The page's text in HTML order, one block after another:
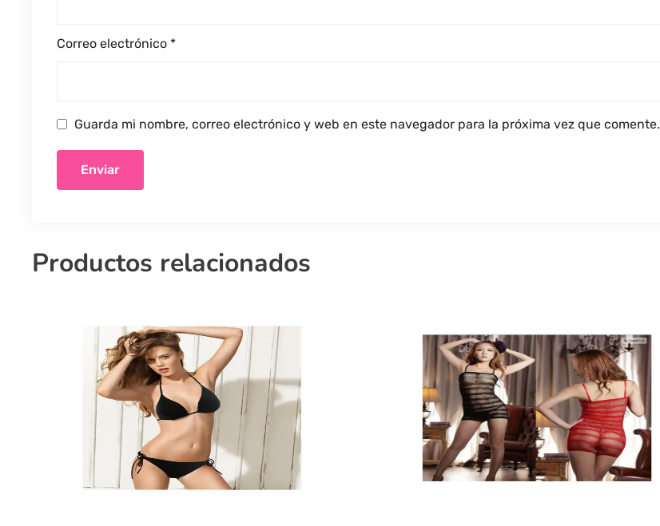
Correo electrónico *
Guarda mi nombre, correo electrónico y web en este navegador para la próxima vez que comente.
Productos relacionados